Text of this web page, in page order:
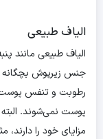
الیاف طبیعی
الیاف طبیعی مانند
جنس زیرپوش
رطوبت و تنفس پوست
پوست نمی‌شوند. البته
مزایای خود را